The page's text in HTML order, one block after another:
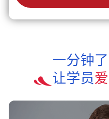
一分钟
让学员